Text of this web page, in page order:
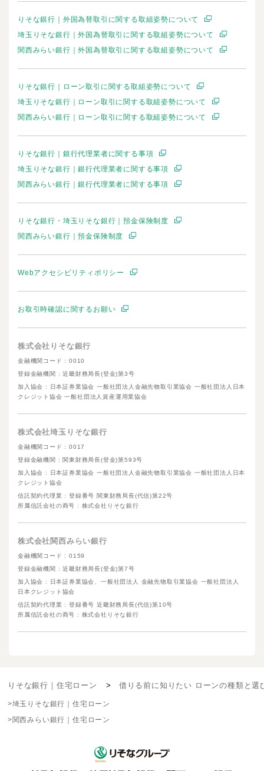
りそな銀行｜外国為替取引に関する取組姿勢について
埼玉りそな銀行｜外国為替取引に関する取組姿勢について
関西みらい銀行｜外国為替取引に関する取組姿勢について
りそな銀行｜ローン取引に関する取組姿勢について
埼玉りそな銀行｜ローン取引に関する取組姿勢について
関西みらい銀行｜ローン取引に関する取組姿勢について
りそな銀行｜銀行代理業者に関する事項
埼玉りそな銀行｜銀行代理業者に関する事項
関西みらい銀行｜銀行代理業者に関する事項
りそな銀行・埼玉りそな銀行｜預金保険制度
関西みらい銀行｜預金保険制度
Webアクセシビリティポリシー
お取引時確認に関するお願い
株式会社りそな銀行
金融機関コード : 0010
登録金融機関 : 近畿財務局長(登金)第3号
加入協会 : 日本証券業協会 一般社団法人金融先物取引業協会 一般社団法人日本
クレジット協会 一般社団法人資産運用業協会
株式会社埼玉りそな銀行
金融機関コード : 0017
登録金融機関 : 関東財務局長(登金)第593号
加入協会 : 日本証券業協会 一般社団法人金融先物取引業協会 一般社団法人日本
クレジット協会
信託契約代理業 : 登録番号 関東財務局長(代信)第22号
所属信託会社の商号 : 株式会社りそな銀行
株式会社関西みらい銀行
金融機関コード : 0159
登録金融機関 : 近畿財務局長(登金)第7号
加入協会 : 日本証券業協会、一般社団法人 金融先物取引業協会 一般社団法人
日本クレジット協会
信託契約代理業 : 登録番号 近畿財務局長(代信)第10号
所属信託会社の商号 : 株式会社りそな銀行
りそな銀行｜住宅ローン 借りる前に知りたい ローンの種類と選
埼玉りそな銀行｜住宅ローン
関西みらい銀行｜住宅ローン